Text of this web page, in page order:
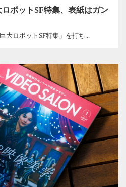
ボットSF特集、表紙はガン
大ロボットSF特集」を打ち...